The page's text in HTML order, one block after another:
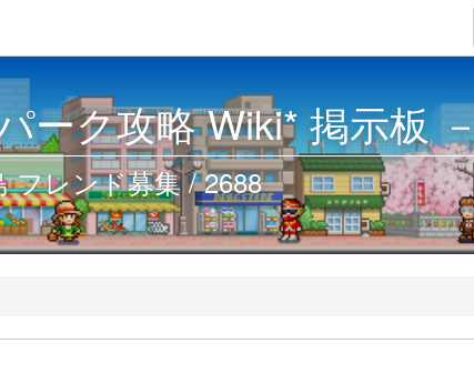
ーク攻略 Wiki* 掲示板
フレンド募集 / 2688